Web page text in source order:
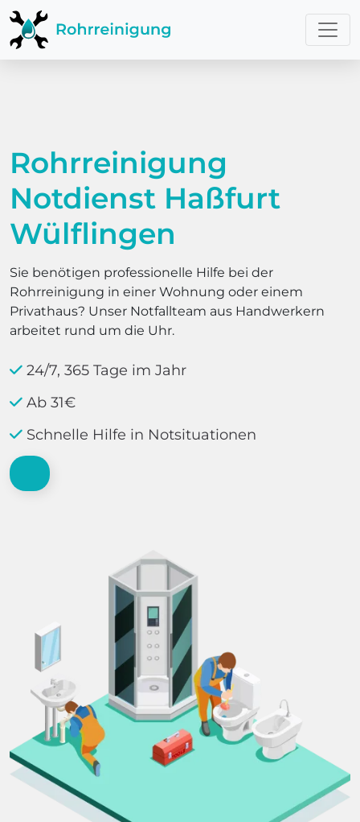
Rohrreinigung
Notdienst Haßfurt
Wülflingen
Sie benötigen professionelle Hilfe bei der
Rohrreinigung in einer Wohnung oder einem
Privathaus? Unser Notfallteam aus Handwerkern
arbeitet rund um die Uhr.
24/7, 365 Tage im Jahr
Ab 31€
Schnelle Hilfe in Notsituationen